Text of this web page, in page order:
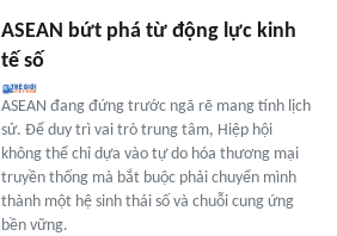
ASEAN bứt phá từ động lực kinh
tế số
ASEAN đang đứng trước ngã rẽ mang tính lịch
sử. Để duy trì vai trò trung tâm, Hiệp hội
không thể chỉ dựa vào tự do hóa thương mại
truyền thống mà bắt buộc phải chuyển mình
thành một hệ sinh thái số và chuỗi cung ứng
bền vững.